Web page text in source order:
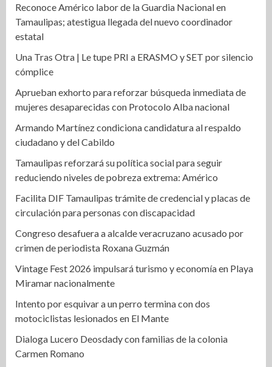
Reconoce Américo labor de la Guardia Nacional en
Tamaulipas; atestigua llegada del nuevo coordinador
estatal
Una Tras Otra | Le tupe PRI a ERASMO y SET por silencio
cómplice
Aprueban exhorto para reforzar búsqueda inmediata de
mujeres desaparecidas con Protocolo Alba nacional
Armando Martínez condiciona candidatura al respaldo
ciudadano y del Cabildo
Tamaulipas reforzará su política social para seguir
reduciendo niveles de pobreza extrema: Américo
Facilita DIF Tamaulipas trámite de credencial y placas de
circulación para personas con discapacidad
Congreso desafuera a alcalde veracruzano acusado por
crimen de periodista Roxana Guzmán
Vintage Fest 2026 impulsará turismo y economía en Playa
Miramar nacionalmente
Intento por esquivar a un perro termina con dos
motociclistas lesionados en El Mante
Dialoga Lucero Deosdady con familias de la colonia
Carmen Romano